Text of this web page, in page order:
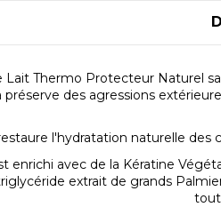
Lait Thermo Protecteur Naturel
préserve des agressions
l'hydratation naturelle des
enrichi avec de la Kératine
extrait de grands